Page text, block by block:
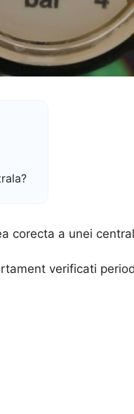
corecta a unei
verificati